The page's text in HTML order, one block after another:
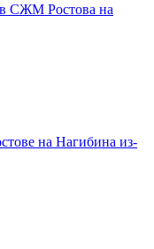
СЖМ Ростова на
на Нагибина из-